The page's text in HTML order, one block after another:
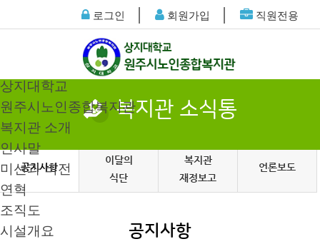
로그인 회원가입 직원전용
상지대학교
원주시노인종합복지관
복지관 소개
인사말
미션과 비전
연혁
조직도
시설개요
복지관 소식통
공지사항
이달의
식단
복지관
재정보고
언론보도
공지사항